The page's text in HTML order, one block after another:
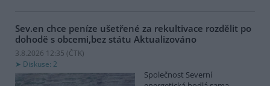
Sev.en chce peníze ušetřené za rekultivace rozdělit po
dohodě s obcemi,bez státu Aktualizováno
3.8.2026 12:35 (ČTK)
Diskuse: 2
Společnost Severní